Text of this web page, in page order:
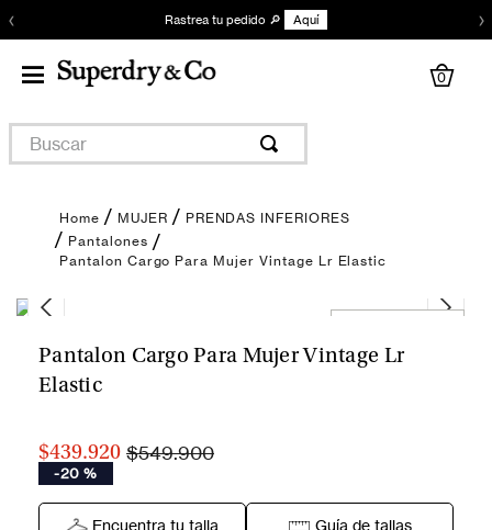
‹ Rastrea tu pedido 🔎 Aquí ›
0
Buscar
MUJER
PRENDAS INFERIORES
Pantalones
Pantalon Cargo Para Mujer Vintage Lr Elastic
Pantalon Cargo Para Mujer Vintage Lr
Elastic
$439.920 $549.900
-20 %
Encuentra tu talla Guía de tallas